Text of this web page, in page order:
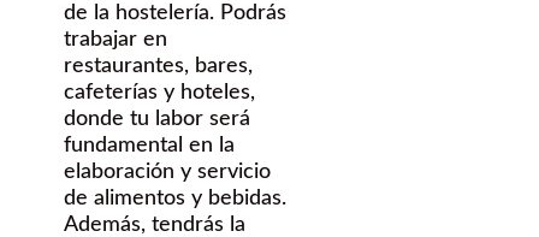
de la hostelería. Podrás
trabajar en
restaurantes, bares,
cafeterías y hoteles,
donde tu labor será
fundamental en la
elaboración y servicio
de alimentos y bebidas.
Además, tendrás la